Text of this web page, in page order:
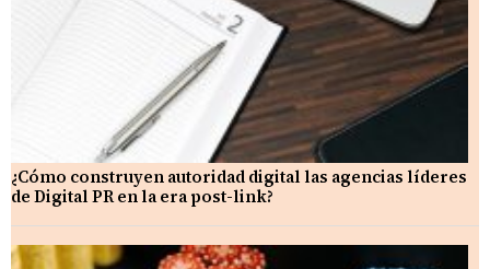
¿Cómo construyen autoridad digital las agencias líderes
de Digital PR en la era post-link?